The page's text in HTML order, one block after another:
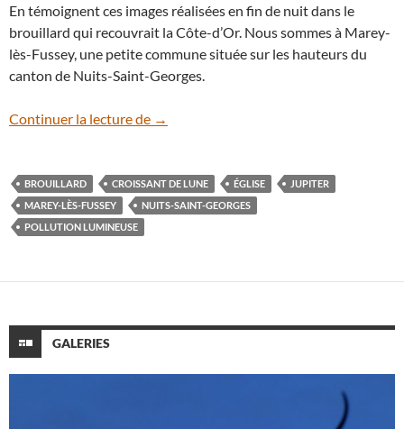
En témoignent ces images réalisées en fin de nuit dans le
brouillard qui recouvrait la Côte-d’Or. Nous sommes à Marey-
lès-Fussey, une petite commune située sur les hauteurs du
canton de Nuits-Saint-Georges.
Continuer la lecture de Jupiter et la Lune dans le brouillard
→
BROUILLARD CROISSANT DE LUNE ÉGLISE
JUPITER
MAREY-LÈS-FUSSEY
NUITS-SAINT-GEORGES
POLLUTION LUMINEUSE
GALERIES